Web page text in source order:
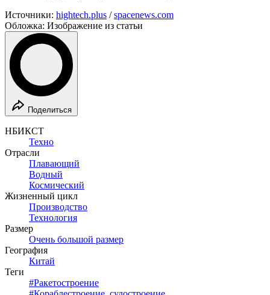
Источники: hightech.plus /spacenews.com
Обложка: Изображение из статьи
Поделиться
НБИКСТ
Техно
Отрасли
Плавающий
Водный
Космический
Жизненный цикл
Производство
Технология
Размер
Очень большой размер
География
Китай
Теги
#Ракетостроение